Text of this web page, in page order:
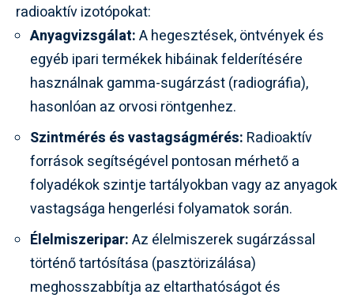
radioaktív izotópokat:
Anyagvizsgálat:A hegesztések, öntvények és
egyéb ipari termékek hibáinak felderítésére
használnak gamma-sugárzást (radiográfia),
hasonlóan az orvosi röntgenhez.
Szintmérés és vastagságmérés: Radioaktív
források segítségével pontosan mérhető a
folyadékok szintje tartályokban vagy az anyagok
vastagsága hengerlési folyamatok során.
Élelmiszeripar:Az élelmiszerek sugárzással
történő tartósítása (pasztörizálása)
meghosszabbítja az eltarthatóságot és